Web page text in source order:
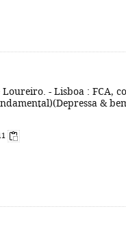
- Lisboa : FCA,
&